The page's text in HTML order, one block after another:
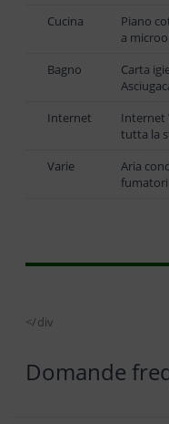
Cucina
Piano
a
Bagno
Carta
Internet
Internet
tutta la
Varie
Aria
fumatori
</div
Domande